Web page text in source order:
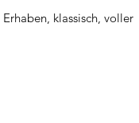
klassisch, voller